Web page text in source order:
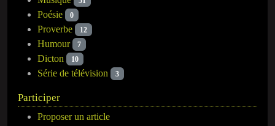
Poésie 0
Proverbe 12
Humour 7
Dicton 10
Série de télévision 3
Participer
Proposer un article